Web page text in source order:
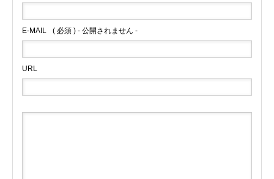
E-MAIL ( 必須 ) - 公開されません -
URL